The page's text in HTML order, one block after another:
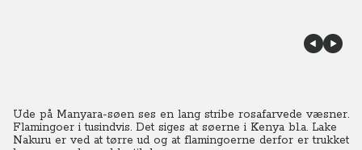
Ude på Manyara-søen ses en lang stribe rosafarvede væsner.
Flamingoer i tusindvis. Det siges at søerne i Kenya bl.a. Lake
Nakuru er ved at tørre ud og at flamingoerne derfor er trukket